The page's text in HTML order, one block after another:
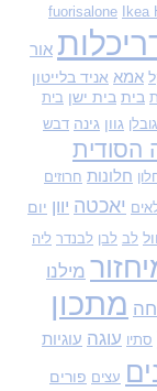
fuorisalone Ikea
אור
אמא אניד בלייטון
בית בית ישן בית
גובלן גוון גינה דבש
הסודית
חלונות חרוזים
יאכטה יוון יום
לב לבן לבנדר ליה
מילנו
מתכון
סתיו עוגה עוגיות
עצים פורים